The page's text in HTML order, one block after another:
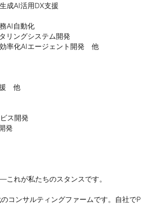
成AI活用DX支援
AI自動化
リングシステム開発
化AIエージェント開発　他
　他
ス開発
発
れが私たちのスタンスです。
コンサルティングファームです。自社